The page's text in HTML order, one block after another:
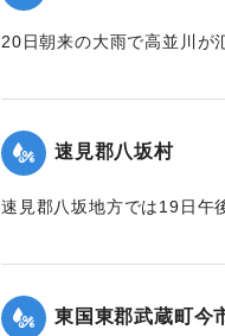
20日朝来の大雨で高並川が
ったくの杜絶の姿となった
【出典：大分新聞 大正12
｜固有コード:00275091
速見郡八坂村
速見郡八坂地方では19日午
川は刻々と増水し、午後2
び起こして一時は人心恟々
減したが、なお雨はやまず
東国東郡武蔵町今